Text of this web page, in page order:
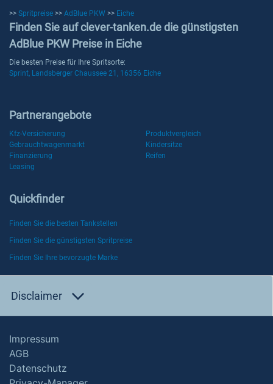
>> Spritpreise >> AdBlue PKW >> Eiche
Finden Sie auf clever-tanken.de die günstigsten
AdBlue PKW Preise in Eiche
Die besten Preise für Ihre Spritsorte:
Sprint, Landsberger Chaussee 21, 16356 Eiche
Partnerangebote
Kfz-Versicherung
Produktvergleich
Gebrauchtwagenmarkt
Kindersitze
Finanzierung
Reifen
Leasing
Quickfinder
Finden Sie die besten Tankstellen
Finden Sie die günstigsten Spritpreise
Finden Sie Ihre bevorzugte Marke
Disclaimer
Impressum
AGB
Datenschutz